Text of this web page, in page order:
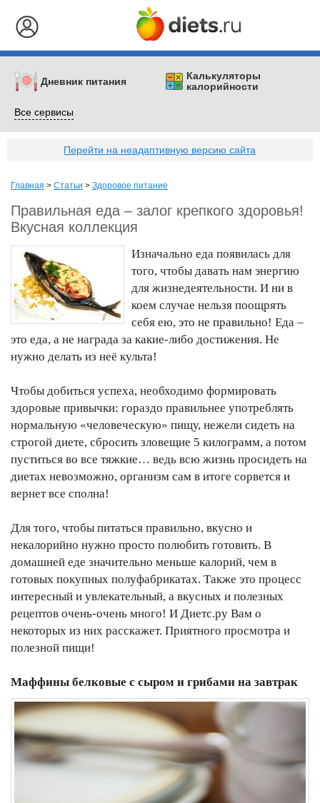
Дневник питания
Калькуляторы
калорийности
Все сервисы
Перейти на неадаптивную версию сайта
Главная > Статьи > Здоровое питание
Правильная еда – залог крепкого здоровья!
Вкусная коллекция
Изначально еда появилась для
того, чтобы давать нам энергию
для жизнедеятельности. И ни в
коем случае нельзя поощрять
себя ею, это не правильно! Еда –
это еда, а не награда за какие-либо достижения. Не
нужно делать из неё культа!
Чтобы добиться успеха, необходимо формировать
здоровые привычки: гораздо правильнее употреблять
нормальную «человеческую» пищу, нежели сидеть на
строгой диете, сбросить зловещие 5 килограмм, а потом
пуститься во все тяжкие… ведь всю жизнь просидеть на
диетах невозможно, организм сам в итоге сорвется и
вернет все сполна!
Для того, чтобы питаться правильно, вкусно и
некалорийно нужно просто полюбить готовить. В
домашней еде значительно меньше калорий, чем в
готовых покупных полуфабрикатах. Также это процесс
интересный и увлекательный, а вкусных и полезных
рецептов очень-очень много! И Диетс.ру Вам о
некоторых из них расскажет. Приятного просмотра и
полезной пищи!
Маффины белковые с сыром и грибами на завтрак